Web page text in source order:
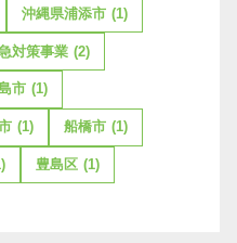
沖縄県浦添市 (1)
対策事業 (2)
市 (1)
(1) 船橋市 (1)
豊島区 (1)